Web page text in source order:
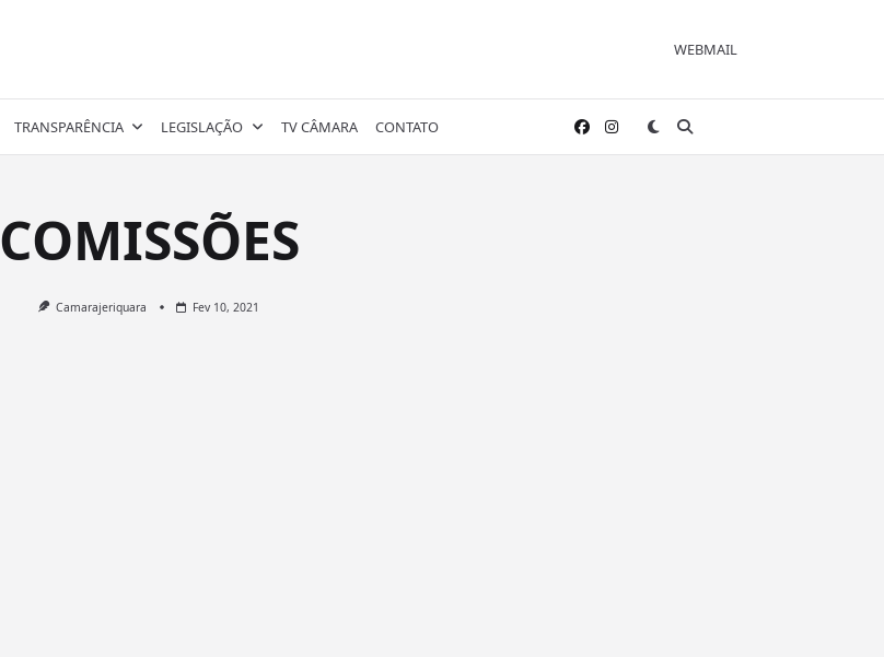
WEBMAIL
TRANSPARÊNCIA LEGISLAÇÃO TV CÂMARA CONTATO
COMISSÕES
Camarajeriquara Fev 10, 2021